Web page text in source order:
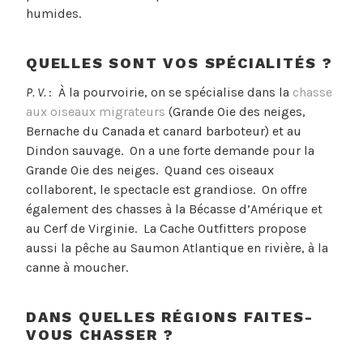
humides.
QUELLES SONT VOS SPÉCIALITÉS ?
P. V. : À la pourvoirie, on se spécialise dans la chasse
aux oiseaux migrateurs (Grande Oie des neiges,
Bernache du Canada et canard barboteur) et au
Dindon sauvage. On a une forte demande pour la
Grande Oie des neiges. Quand ces oiseaux
collaborent, le spectacle est grandiose. On offre
également des chasses à la Bécasse d’Amérique et
au Cerf de Virginie. La Cache Outfitters propose
aussi la pêche au Saumon Atlantique en rivière, à la
canne à moucher.
DANS QUELLES RÉGIONS FAITES-
VOUS CHASSER ?